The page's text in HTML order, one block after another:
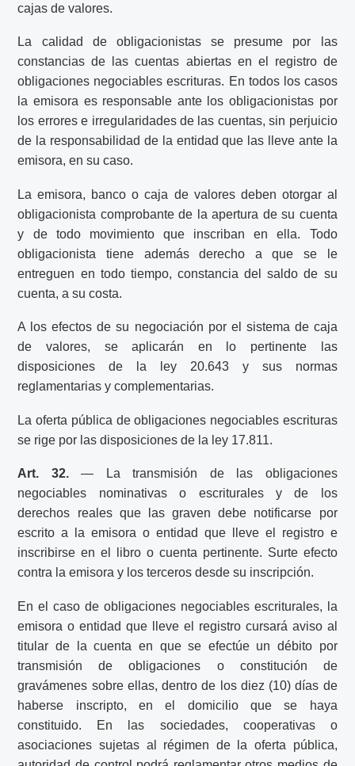
cajas de valores.
La calidad de obligacionistas se presume por las
constancias de las cuentas abiertas en el registro de
obligaciones negociables escrituras. En todos los casos
la emisora es responsable ante los obligacionistas por
los errores e irregularidades de las cuentas, sin perjuicio
de la responsabilidad de la entidad que las lleve ante la
emisora, en su caso.
La emisora, banco o caja de valores deben otorgar al
obligacionista comprobante de la apertura de su cuenta
y de todo movimiento que inscriban en ella. Todo
obligacionista tiene además derecho a que se le
entreguen en todo tiempo, constancia del saldo de su
cuenta, a su costa.
A los efectos de su negociación por el sistema de caja
de valores, se aplicarán en lo pertinente las
disposiciones de la ley 20.643 y sus normas
reglamentarias y complementarias.
La oferta pública de obligaciones negociables escrituras
se rige por las disposiciones de la ley 17.811.
Art. 32.— La transmisión de las obligaciones
negociables nominativas o escriturales y de los
derechos reales que las graven debe notificarse por
escrito a la emisora o entidad que lleve el registro e
inscribirse en el libro o cuenta pertinente. Surte efecto
contra la emisora y los terceros desde su inscripción.
En el caso de obligaciones negociables escriturales, la
emisora o entidad que lleve el registro cursará aviso al
titular de la cuenta en que se efectúe un débito por
transmisión de obligaciones o constitución de
gravámenes sobre ellas, dentro de los diez (10) días de
haberse inscripto, en el domicilio que se haya
constituido. En las sociedades, cooperativas o
asociaciones sujetas al régimen de la oferta pública,